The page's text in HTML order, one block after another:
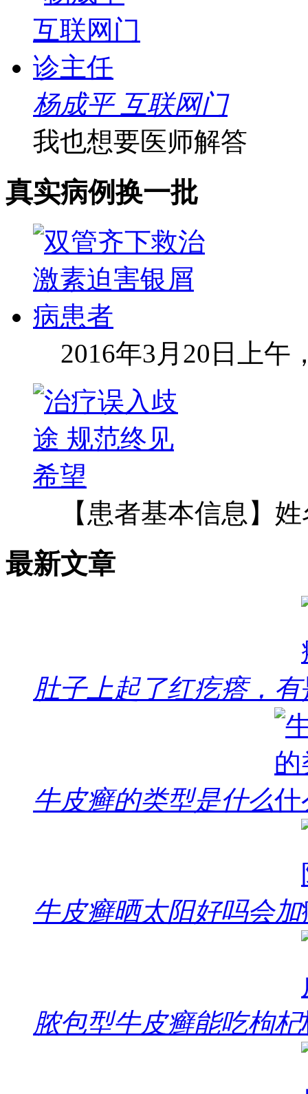
杨成平 互联网门
我也想要医师解答
真实病例换一批
2016年3月20日上午
【患者基本信息】
最新文章
肚子上起了红疙瘩，有
牛皮癣的类型是什么
牛皮癣晒太阳好吗会加
脓包型牛皮癣能吃枸杞